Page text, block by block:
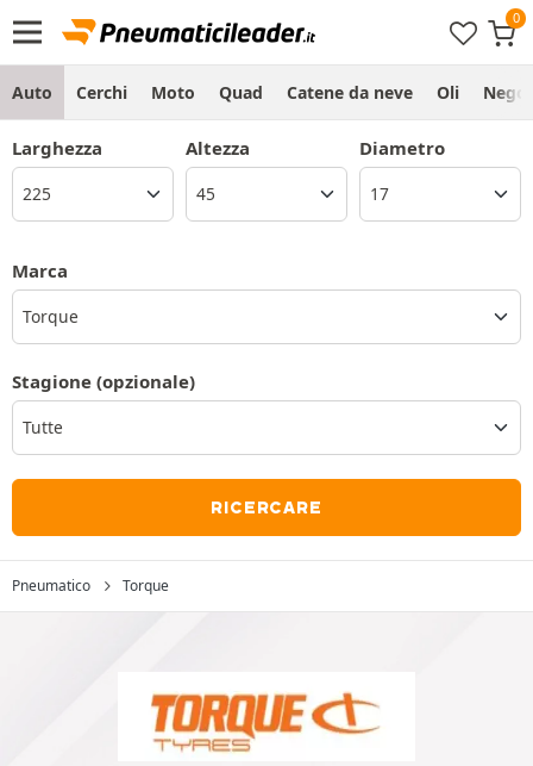
Auto Cerchi Moto Quad Catene da neve Oli
Larghezza Altezza Diametro
Marca
Torque
Stagione (opzionale)
RICERCARE
Pneumatico Torque